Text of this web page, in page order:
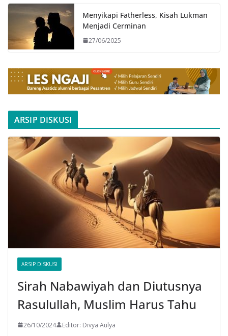
Menyikapi Fatherless, Kisah Lukman
Menjadi Cerminan
27/06/2025
ARSIP DISKUSI
ARSIP DISKUSI
Sirah Nabawiyah dan Diutusnya
Rasulullah, Muslim Harus Tahu
26/10/2024 Editor: Divya Aulya